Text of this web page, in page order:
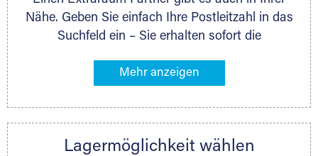
Nähe. Geben Sie einfach Ihre Postleitzahl in das
Suchfeld ein – Sie erhalten sofort die
Lagermöglichkeiten in Ihrer Nähe. An zahlreichen
direkt online mieten. Gibt es Extraraum noch
nächstgelegenen Partner und besprechen alles
Lagermöglichkeit wählen